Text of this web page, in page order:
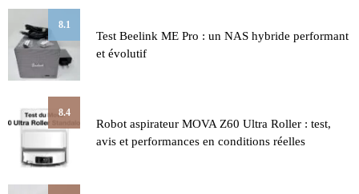
8.1
Test Beelink ME Pro : un NAS hybride performant
et évolutif
8.4
Robot aspirateur MOVA Z60 Ultra Roller : test,
avis et performances en conditions réelles